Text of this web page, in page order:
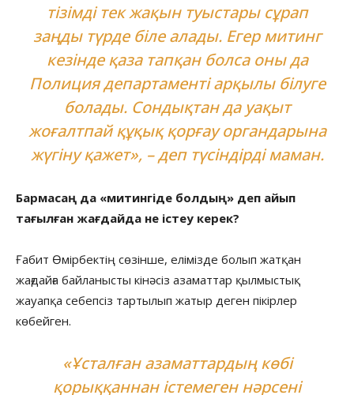
тізімді тек жақын туыстары сұрап
заңды түрде біле алады. Егер митинг
кезінде қаза тапқан болса оны да
Полиция департаменті арқылы білуге
болады. Сондықтан да уақыт
жоғалтпай құқық қорғау органдарына
жүгіну қажет», – деп түсіндірді маман.
Бармасаң да «митингіде болдың» деп айып
тағылған жағдайда не істеу керек?
Ғабит Өмірбектің сөзінше, елімізде болып жатқан
жағдайға байланысты кінәсіз азаматтар қылмыстық
жауапқа себепсіз тартылып жатыр деген пікірлер
көбейген.
«Ұсталған азаматтардың көбі
қорыққаннан істемеген нәрсені